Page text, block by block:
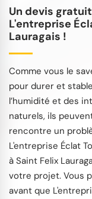
Un devis
L'entreprise
Lauragais !
Comme vous le
pour durer et
l’humidité et des
naturels, ils
rencontre un
L'entreprise Éclat
à Saint Felix
votre projet. Vous
avant que